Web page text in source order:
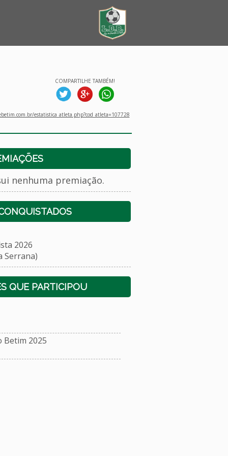
COMPARTILHE TAMBÉM!
estatistica_atleta.php?cod_atleta=107728
nenhuma premiação.
2026
Serrana)
QUE PARTICIPOU
Betim 2025